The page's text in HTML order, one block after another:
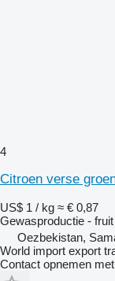
4
Citroen verse
US$ 1 / kg ≈ € 0,87
Gewasproductie - fruit
Oezbekistan,
World import export
Contact opnemen